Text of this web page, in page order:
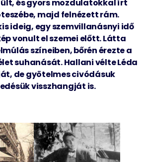
és gyors mozdulatokkal írt
majd felnézett rám.
ideig, egy szemvillanásnyi idő
vonult el szemei előtt. Látta
színeiben, bőrén érezte a
suhanását. Hallani vélte Léda
de gyötelmes civódásuk
visszhangját is.